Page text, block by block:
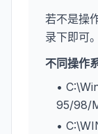
若不是操
录下即可。
不同操作
•
95/98/
•